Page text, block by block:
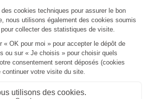
>>
Politique de confidentialitéPolitique de cookies
Plan du site
MBA ET ASSOCIÉS